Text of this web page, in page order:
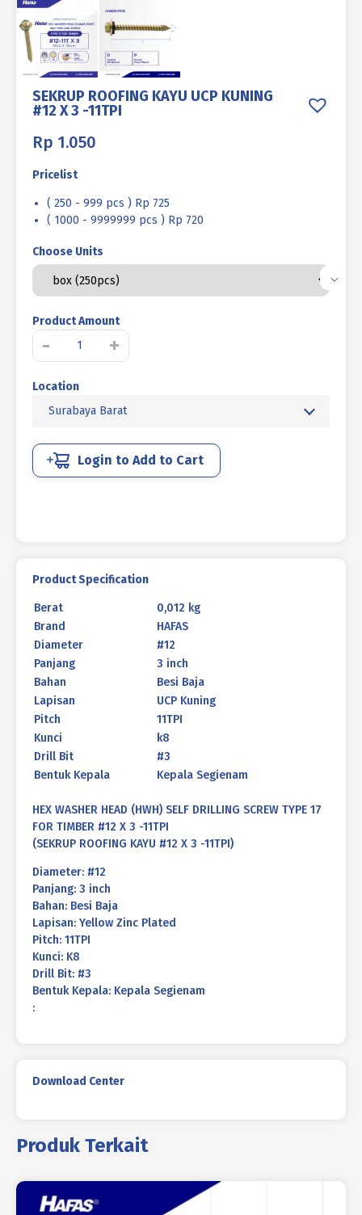
SEKRUP ROOFING KAYU UCP KUNING
#12 X 3 -11TPI
Rp 1.050
Pricelist
( 250 - 999 pcs ) Rp 725
( 1000 - 9999999 pcs ) Rp 720
Choose Units
Product Amount
-
Kuantitas
KAYU
UCP
X
3
+
Location
Surabaya Barat
Login to Add to Cart
Product Specification
Berat
0,012 kg
Brand
HAFAS
Diameter
#12
Panjang
3 inch
Bahan
Besi Baja
Lapisan
UCP Kuning
Pitch
11TPI
Kunci
k8
Drill Bit
#3
Bentuk Kepala
Kepala Segienam
HEX WASHER HEAD (HWH) SELF DRILLING SCREW TYPE 17
FOR TIMBER #12 X 3 -11TPI
(SEKRUP ROOFING KAYU #12 X 3 -11TPI)
Diameter: #12
Panjang: 3 inch
Bahan: Besi Baja
Lapisan: Yellow Zinc Plated
Pitch: 11TPI
Kunci: K8
Drill Bit: #3
Bentuk Kepala: Kepala Segienam
:
Download Center
Produk Terkait